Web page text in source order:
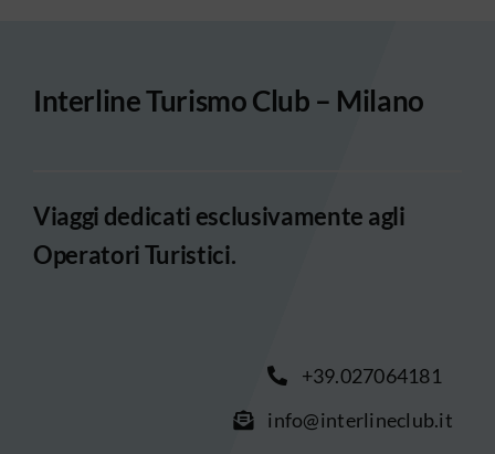
Interline Turismo Club – Milano
Viaggi dedicati esclusivamente agli
Operatori Turistici.
+39.027064181
info@interlineclub.it